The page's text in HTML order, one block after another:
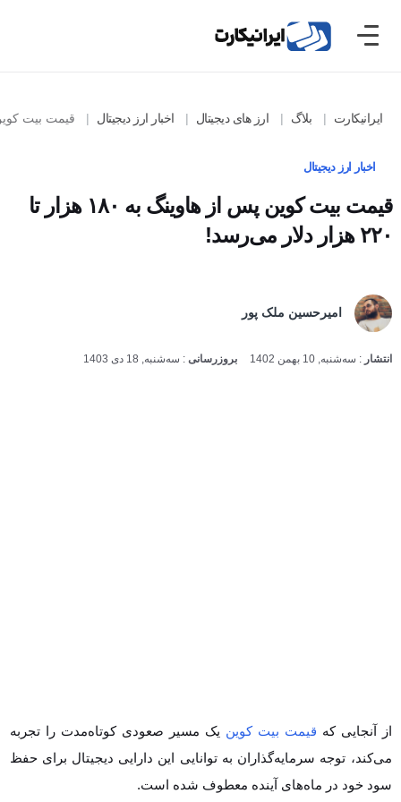
ایرانیکارت بلاگ ارز های دیجیتال اخبار ارز دیجیتال قیمت بیت کوین پس از هاوینگ به
اخبار ارز دیجیتال
قیمت بیت کوین پس از هاوینگ به ۱۸۰ هزار تا
۲۲۰ هزار دلار می‌رسد!
امیرحسین ملک پور
انتشار: سه‌شنبه, 10 بهمن 1402 بروزرسانی:سه‌شنبه, 18 دی 1403
از آنجایی که قیمت بیت کوین یک مسیر صعودی کوتاه‌مدت را تجربه
می‌کند، توجه سرمایه‌گذاران به توانایی این دارایی دیجیتال برای حفظ سود
خود در ماه‌های آینده معطوف شده است.